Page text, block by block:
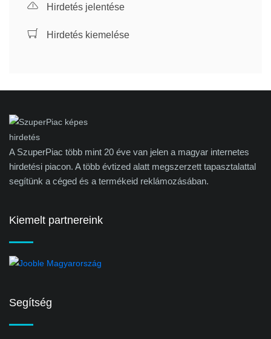
Hirdetés jelentése
Hirdetés kiemelése
A SzuperPiac több mint 20 éve van jelen a magyar internetes
hirdetési piacon. A több évtized alatt megszerzett tapasztalattal
segítünk a céged és a termékeid reklámozásában.
Kiemelt partnereink
Segítség